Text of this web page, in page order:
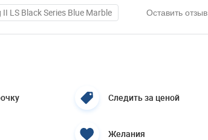
LS Black Series Blue Marble Оставить отзыв
Следить за ценой
Желания